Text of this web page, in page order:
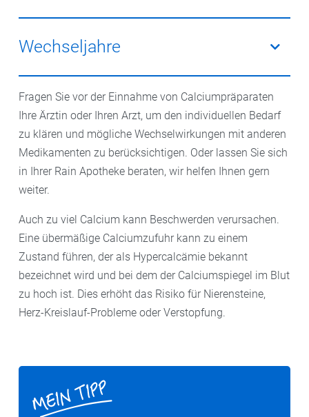
Menschen mit einem erhöhten Risiko für Osteoporose
oder bereits diagnostizierter Osteoporose können von
der Einnahme von Calciumpräparaten profitieren, um
die Knochengesundheit zu unterstützen und das
Risiko von Frakturen zu verringern.
Wechseljahre
Frauen in denWechseljahrenhaben ein erhöhtes
Risiko für Knochenabbau aufgrund hormoneller
Veränderungen. Die Einnahme von
Calciumpräparaten kann dazu beitragen, die
Knochengesundheit während dieser Phase zu
erhalten.
Fragen Sie vor der Einnahme von Calciumpräparaten
Ihre Ärztin oder Ihren Arzt, um den individuellen Bedarf
zu klären und mögliche Wechselwirkungen mit anderen
Medikamenten zu berücksichtigen. Oder lassen Sie sich
in Ihrer Rain Apotheke beraten, wir helfen Ihnen gern
weiter.
Auch zu viel Calcium kann Beschwerden verursachen.
Eine übermäßige Calciumzufuhr kann zu einem
Zustand führen, der als Hypercalcämie bekannt
bezeichnet wird und bei dem der Calciumspiegel im Blut
zu hoch ist. Dies erhöht das Risiko für Nierensteine,
Herz-Kreislauf-Probleme oder Verstopfung.